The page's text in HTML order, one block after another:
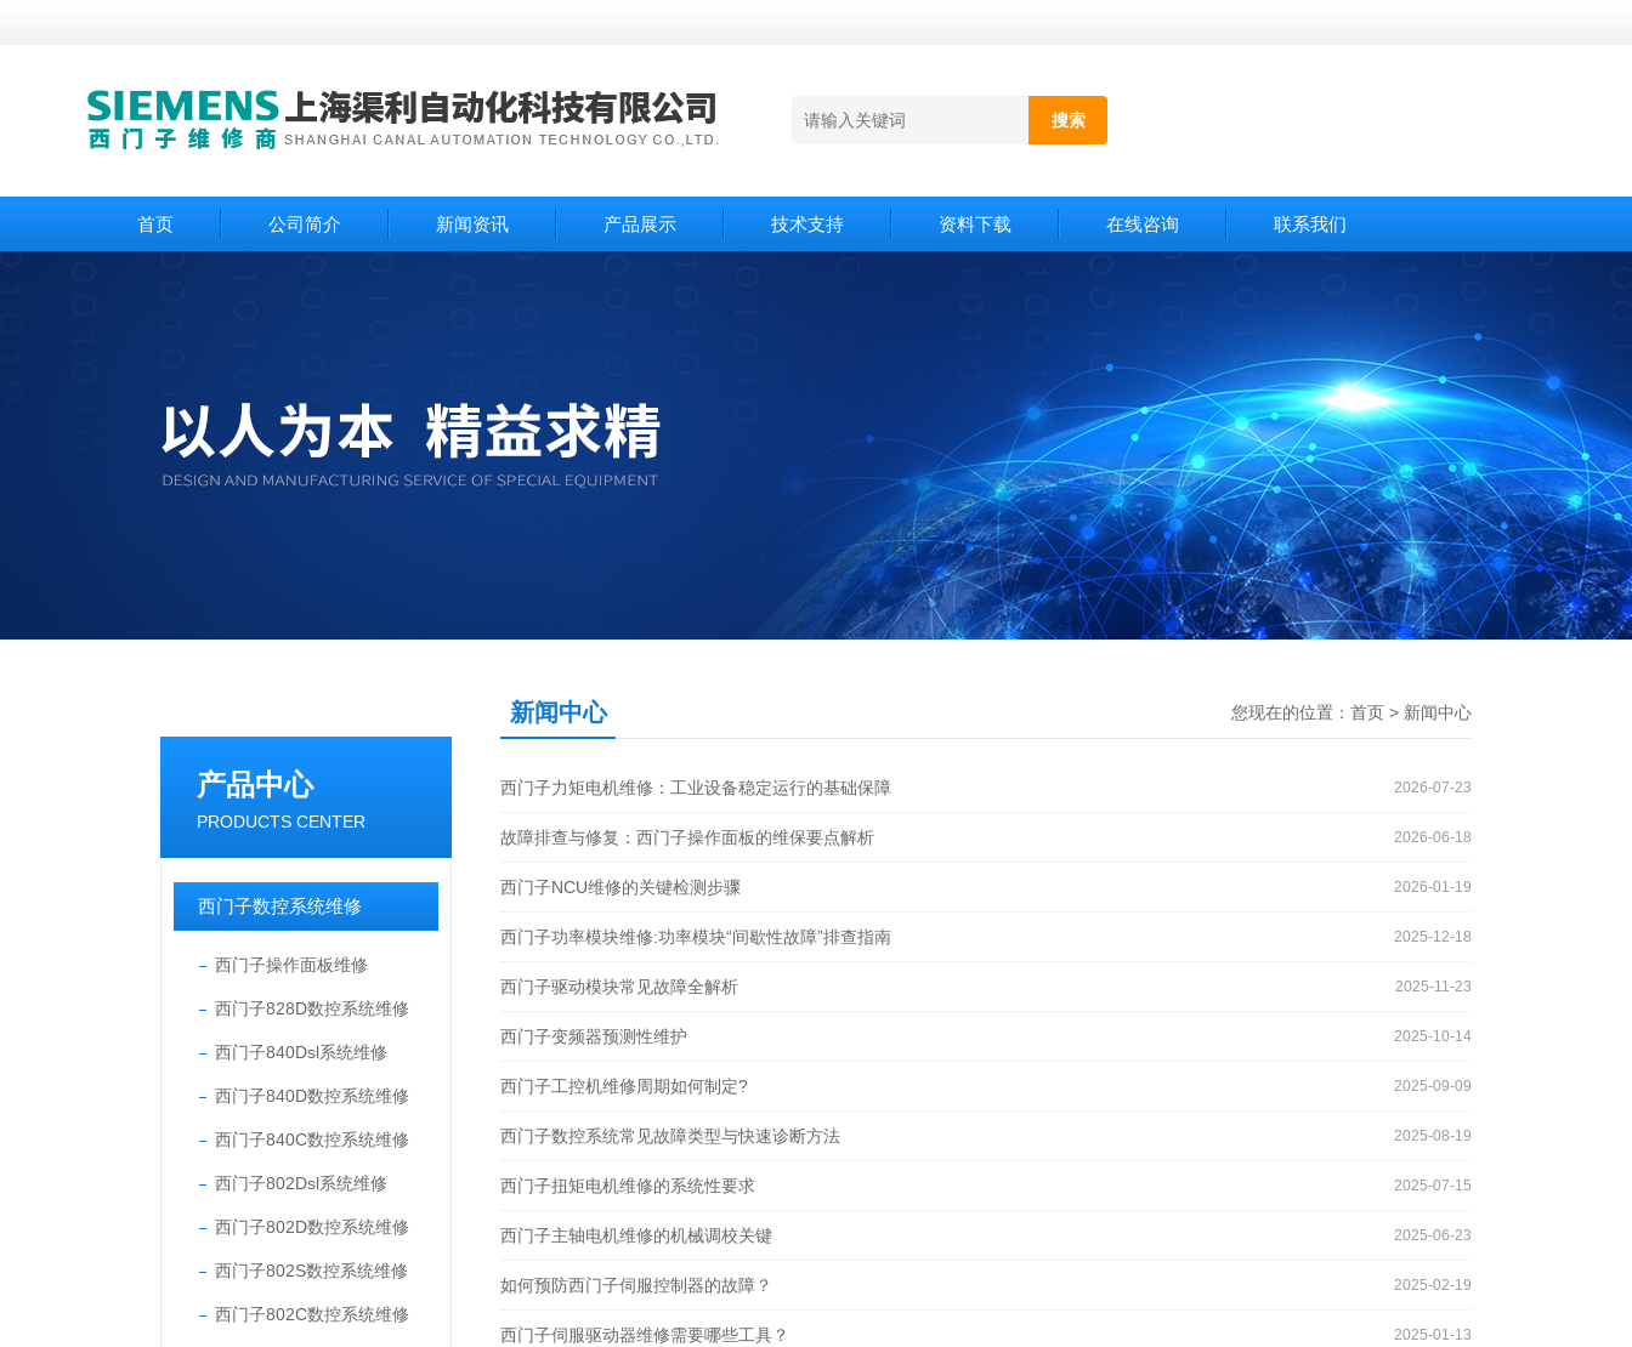
首页 公司简介 新闻资讯 产品展示 技术支持 资料下载 在线咨询 联系我们
产品中心
PRODUCTS CENTER
西门子数控系统维修
西门子操作面板维修
西门子828D数控系统维修
西门子840Dsl系统维修
西门子840D数控系统维修
西门子840C数控系统维修
西门子802Dsl系统维修
西门子802D数控系统维修
西门子802S数控系统维修
西门子802C数控系统维修
新闻中心 您现在的位置： 首页 > 新闻中心
西门子力矩电机维修：工业设备稳定运行的基础保障 2026-07-23
故障排查与修复：西门子操作面板的维保要点解析 2026-06-18
西门子NCU维修的关键检测步骤 2026-01-19
西门子功率模块维修:功率模块“间歇性故障”排查指南 2025-12-18
西门子驱动模块常见故障全解析 2025-11-23
西门子变频器预测性维护 2025-10-14
西门子工控机维修周期如何制定? 2025-09-09
西门子数控系统常见故障类型与快速诊断方法 2025-08-19
西门子扭矩电机维修的系统性要求 2025-07-15
西门子主轴电机维修的机械调校关键 2025-06-23
如何预防西门子伺服控制器的故障？ 2025-02-19
西门子伺服驱动器维修需要哪些工具？ 2025-01-13